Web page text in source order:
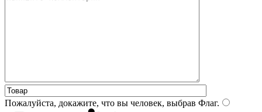
Пожалуйста, докажите, что вы человек, выбрав Флаг.